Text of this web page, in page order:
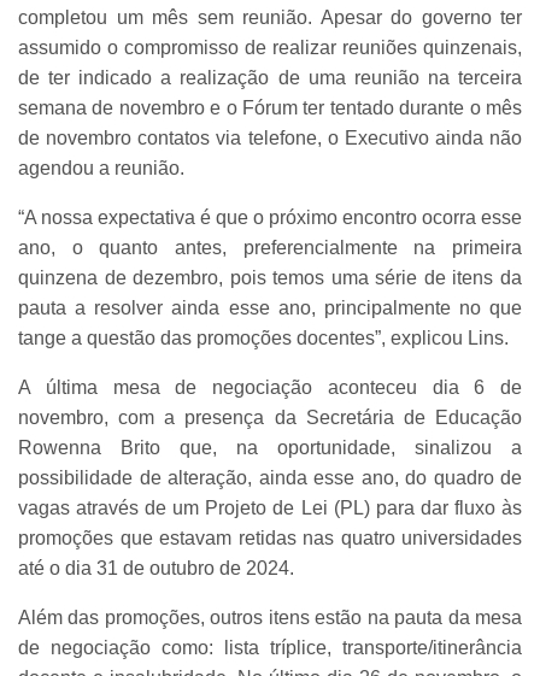
completou um mês sem reunião. Apesar do governo ter
assumido o compromisso de realizar reuniões quinzenais,
de ter indicado a realização de uma reunião na terceira
semana de novembro e o Fórum ter tentado durante o mês
de novembro contatos via telefone, o Executivo ainda não
agendou a reunião.
“A nossa expectativa é que o próximo encontro ocorra esse
ano, o quanto antes, preferencialmente na primeira
quinzena de dezembro, pois temos uma série de itens da
pauta a resolver ainda esse ano, principalmente no que
tange a questão das promoções docentes”, explicou Lins.
A última mesa de negociação aconteceu dia 6 de
novembro, com a presença da Secretária de Educação
Rowenna Brito que, na oportunidade, sinalizou a
possibilidade de alteração, ainda esse ano, do quadro de
vagas através de um Projeto de Lei (PL) para dar fluxo às
promoções que estavam retidas nas quatro universidades
até o dia 31 de outubro de 2024.
Além das promoções, outros itens estão na pauta da mesa
de negociação como: lista tríplice, transporte/itinerância